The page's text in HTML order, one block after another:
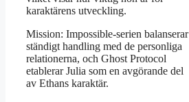
karaktärens utveckling.
Mission: Impossible-serien balanserar
ständigt handling med de personliga
relationerna, och Ghost Protocol
etablerar Julia som en avgörande del
av Ethans karaktär.